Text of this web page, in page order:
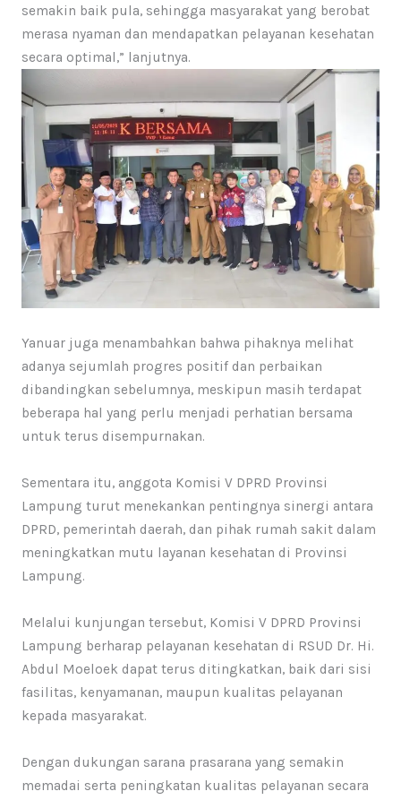
semakin baik pula, sehingga masyarakat yang berobat
merasa nyaman dan mendapatkan pelayanan kesehatan
secara optimal,” lanjutnya.
Yanuar juga menambahkan bahwa pihaknya melihat
adanya sejumlah progres positif dan perbaikan
dibandingkan sebelumnya, meskipun masih terdapat
beberapa hal yang perlu menjadi perhatian bersama
untuk terus disempurnakan.
Sementara itu, anggota Komisi V DPRD Provinsi
Lampung turut menekankan pentingnya sinergi antara
DPRD, pemerintah daerah, dan pihak rumah sakit dalam
meningkatkan mutu layanan kesehatan di Provinsi
Lampung.
Melalui kunjungan tersebut, Komisi V DPRD Provinsi
Lampung berharap pelayanan kesehatan di RSUD Dr. Hi.
Abdul Moeloek dapat terus ditingkatkan, baik dari sisi
fasilitas, kenyamanan, maupun kualitas pelayanan
kepada masyarakat.
Dengan dukungan sarana prasarana yang semakin
memadai serta peningkatan kualitas pelayanan secara